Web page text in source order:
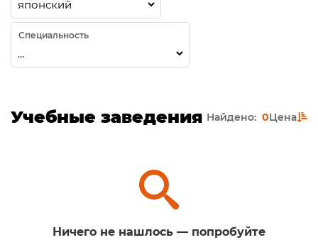
Специальность
Учебные заведения Найдено: 0Цена
Ничего не нашлось — попробуйте